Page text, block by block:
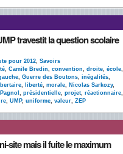
travestit la question scolaire
pour 2012, Savoirs
, Camile Bredin, convention, droite, école,
, Guerre des Boutons, inégalités,
, liberté, morale, Nicolas Sarkozy,
Pagnol , présidentielle, projet, réactionnaire,
, UMP, uniforme, valeur, ZEP
site mais il fuite le maximum